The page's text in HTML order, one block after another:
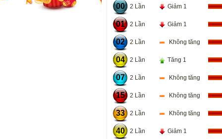
00 2 Lần Giảm 1
01 2 Lần Giảm 1
02 2 Lần Không tăng
04 2 Lần Tăng 1
07 2 Lần Không tăng
15 2 Lần Không tăng
33 2 Lần Không tăng
40 2 Lần Giảm 1